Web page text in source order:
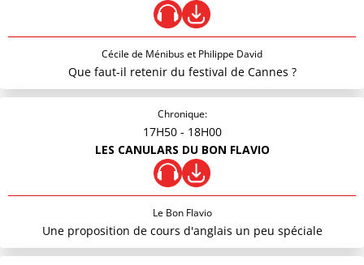
Cécile de Ménibus et Philippe David
Que faut-il retenir du festival de Cannes ?
Chronique:
17H50 - 18H00
LES CANULARS DU BON FLAVIO
Le Bon Flavio
Une proposition de cours d'anglais un peu spéciale